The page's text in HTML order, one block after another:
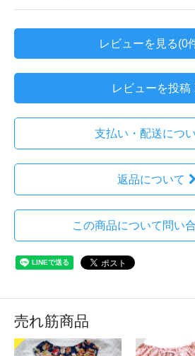
レビューを見る(0
レビューを投稿
支払い・配送につ
返品について
この商品について問い
売れ筋商品